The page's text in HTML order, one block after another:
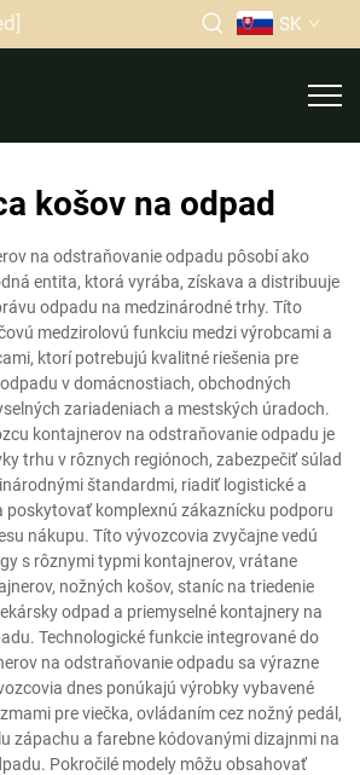
SK
košov na odpad
na odstraňovanie odpadu pôsobí ako
entita, ktorá vyrába, získava a distribuuje
odpadu na medzinárodné trhy. Títo
medzirolovú funkciu medzi výrobcami a
ktorí potrebujú kvalitné riešenia pre
v domácnostiach, obchodných
zariadeniach a mestských úradoch.
kontajnerov na odstraňovanie odpadu je
trhu v rôznych regiónoch, zabezpečiť súlad
štandardmi, riadiť logistické a
poskytovať komplexnú zákaznícku podporu
nákupu. Títo vývozcovia zvyčajne vedú
s rôznymi typmi kontajnerov, vrátane
nožných košov, staníc na triedenie
odpad a priemyselné kontajnery na
Technologické funkcie integrované do
na odstraňovanie odpadu sa výrazne
dnes ponúkajú výrobky vybavené
pre viečka, ovládaním cez nožný pedál,
zápachu a farebne kódovanými dizajnmi na
Pokročilé modely môžu obsahovať